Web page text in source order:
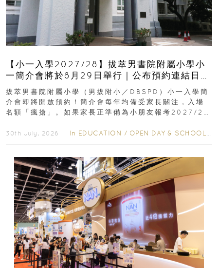
【小一入學2027/28】拔萃男書院附屬小學小
一簡介會將於8月29日舉行｜公布預約連結日期
｜更設有網上重溫
拔萃男書院附屬小學（男拔附小／DBSPD）小一入學簡
介會即將開放預約！簡介會每年均備受家長關注，入場
名額「瘋搶」。如果家長正準備為小朋友報考2027/28
30th July, 2026 ｜ In EDUCATION / OPEN DAY & SCHOOL EVENTS